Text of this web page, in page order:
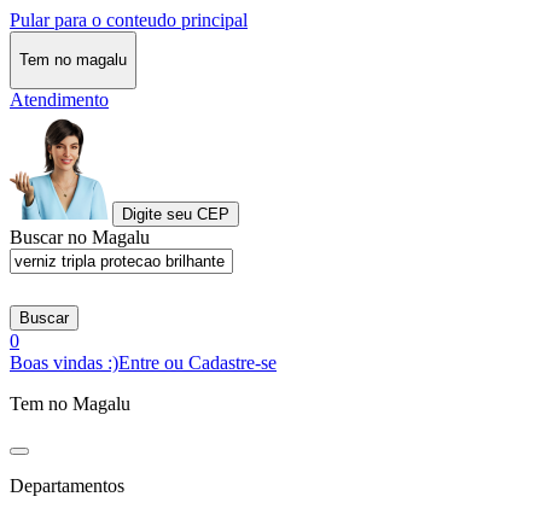
Pular para o conteudo principal
Tem no magalu
Atendimento
Digite seu CEP
Buscar no Magalu
Buscar
0
Boas vindas :)Entre ou Cadastre-se
Tem no Magalu
Departamentos